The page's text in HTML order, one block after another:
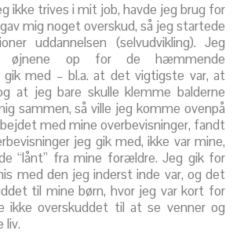
ikke trives i mit job, havde jeg brug for
mig noget overskud, så jeg startede
uddannelsen (selvudvikling). Jeg
op for de hæmmende
gik med – bl.a. at det vigtigste var, at
at jeg bare skulle klemme balderne
sammen, så ville jeg komme ovenpå
med mine overbevisninger, fandt
jeg gik med, ikke var mine,
“lånt” fra mine forældre. Jeg gik for
med den jeg inderst inde var, og det
til mine børn, hvor jeg var kort for
ikke overskuddet til at se venner og
liv.